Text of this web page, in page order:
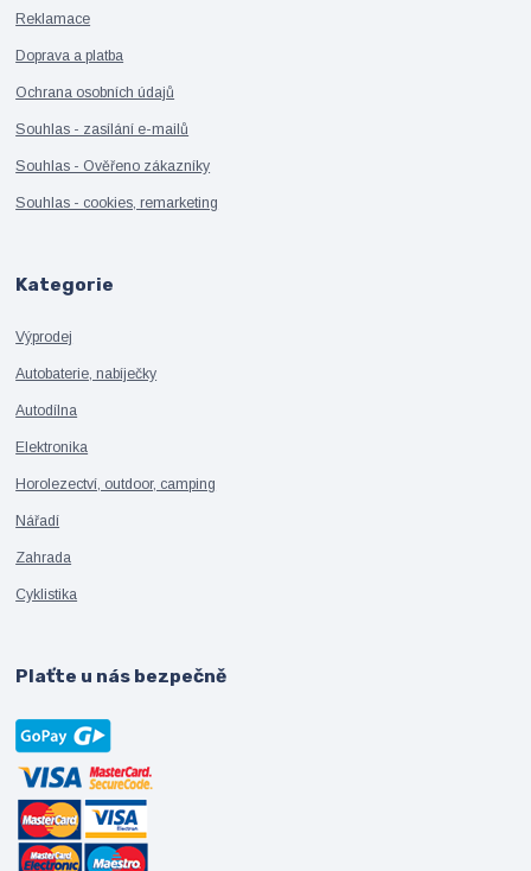
Reklamace
Doprava a platba
Ochrana osobních údajů
Souhlas - zasílání e-mailů
Souhlas - Ověřeno zákazníky
Souhlas - cookies, remarketing
Kategorie
Výprodej
Autobaterie, nabíječky
Autodílna
Elektronika
Horolezectví, outdoor, camping
Nářadí
Zahrada
Cyklistika
Plaťte u nás bezpečně